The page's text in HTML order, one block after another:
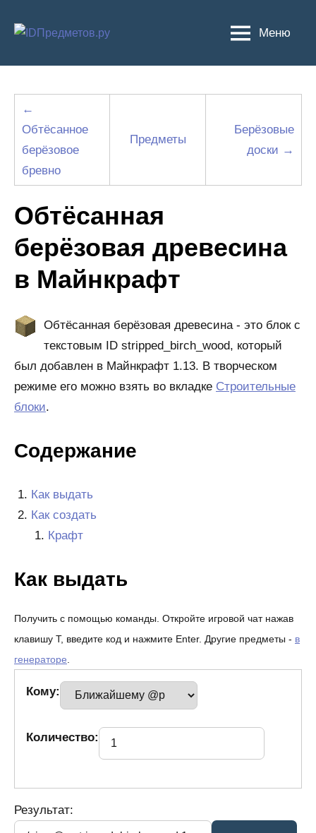
Меню
←
Обтёсанное
берёзовое
бревно
Предметы
Берёзовые
доски →
Обтёсанная
берёзовая древесина
в Майнкрафт
Обтёсанная берёзовая древесина - это блок с
текстовым ID stripped_birch_wood, который
был добавлен в Майнкрафт 1.13. В творческом
режиме его можно взять во вкладке Строительные
блоки.
Содержание
Как выдать
Как создать
Крафт
Как выдать
Получить с помощью команды. Откройте игровой чат нажав
клавишу T, введите код и нажмите Enter. Другие предметы - в
генераторе.
Кому:
Количество:
Результат: